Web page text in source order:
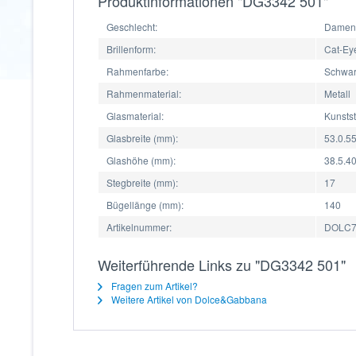
Geschlecht:
Damen
Brillenform:
Cat-
Rahmenfarbe:
Rahmenmaterial:
Metall
Glasmaterial:
Glasbreite (mm):
Glashöhe (mm):
Stegbreite (mm):
17
Bügellänge (mm):
140
Artikelnummer:
Weiterführende Links zu "DG3342 501"
Fragen zum Artikel?
Weitere Artikel von Dolce&Gabbana